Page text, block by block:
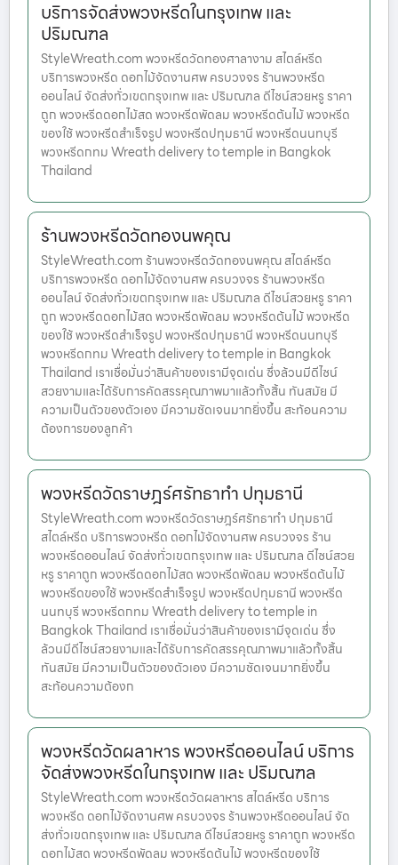
บริการจัดส่งพวงหรีดในกรุงเทพ และ
ปริมณฑล
StyleWreath.com พวงหรีดวัดทองศาลางาม สไตล์หรีด
บริการพวงหรีด ดอกไม้จัดงานศพ ครบวงจร ร้านพวงหรีด
ออนไลน์ จัดส่งทั่วเขตกรุงเทพ และ ปริมณฑล ดีไซน์สวยหรู ราคา
ถูก พวงหรีดดอกไม้สด พวงหรีดพัดลม พวงหรีดต้นไม้ พวงหรีด
ของใช้ พวงหรีดสำเร็จรูป พวงหรีดปทุมธานี พวงหรีดนนทบุรี
พวงหรีดกทม Wreath delivery to temple in Bangkok
Thailand
ร้านพวงหรีดวัดทองนพคุณ
StyleWreath.com ร้านพวงหรีดวัดทองนพคุณ สไตล์หรีด
บริการพวงหรีด ดอกไม้จัดงานศพ ครบวงจร ร้านพวงหรีด
ออนไลน์ จัดส่งทั่วเขตกรุงเทพ และ ปริมณฑล ดีไซน์สวยหรู ราคา
ถูก พวงหรีดดอกไม้สด พวงหรีดพัดลม พวงหรีดต้นไม้ พวงหรีด
ของใช้ พวงหรีดสำเร็จรูป พวงหรีดปทุมธานี พวงหรีดนนทบุรี
พวงหรีดกทม Wreath delivery to temple in Bangkok
Thailand เราเชื่อมั่นว่าสินค้าของเรามีจุดเด่น ซึ่งล้วนมีดีไซน์
สวยงามและได้รับการคัดสรรคุณภาพมาแล้วทั้งสิ้น ทันสมัย มี
ความเป็นตัวของตัวเอง มีความชัดเจนมากยิ่งขึ้น สะท้อนความ
ต้องการของลูกค้า
พวงหรีดวัดราษฎร์ศรัทธาทำ ปทุมธานี
StyleWreath.com พวงหรีดวัดราษฎร์ศรัทธาทำ ปทุมธานี
สไตล์หรีด บริการพวงหรีด ดอกไม้จัดงานศพ ครบวงจร ร้าน
พวงหรีดออนไลน์ จัดส่งทั่วเขตกรุงเทพ และ ปริมณฑล ดีไซน์สวย
หรู ราคาถูก พวงหรีดดอกไม้สด พวงหรีดพัดลม พวงหรีดต้นไม้
พวงหรีดของใช้ พวงหรีดสำเร็จรูป พวงหรีดปทุมธานี พวงหรีด
นนทบุรี พวงหรีดกทม Wreath delivery to temple in
Bangkok Thailand เราเชื่อมั่นว่าสินค้าของเรามีจุดเด่น ซึ่ง
ล้วนมีดีไซน์สวยงามและได้รับการคัดสรรคุณภาพมาแล้วทั้งสิ้น
ทันสมัย มีความเป็นตัวของตัวเอง มีความชัดเจนมากยิ่งขึ้น
สะท้อนความต้องก
พวงหรีดวัดผลาหาร พวงหรีดออนไลน์ บริการ
จัดส่งพวงหรีดในกรุงเทพ และ ปริมณฑล
StyleWreath.com พวงหรีดวัดผลาหาร สไตล์หรีด บริการ
พวงหรีด ดอกไม้จัดงานศพ ครบวงจร ร้านพวงหรีดออนไลน์ จัด
ส่งทั่วเขตกรุงเทพ และ ปริมณฑล ดีไซน์สวยหรู ราคาถูก พวงหรีด
ดอกไม้สด พวงหรีดพัดลม พวงหรีดต้นไม้ พวงหรีดของใช้